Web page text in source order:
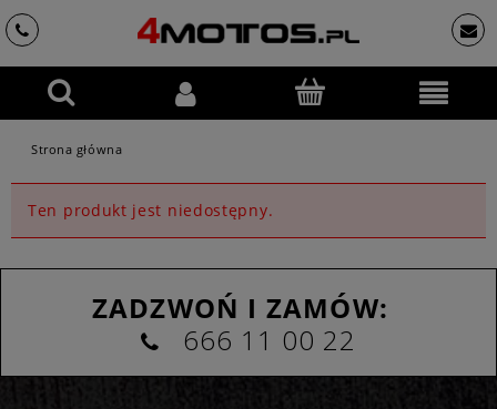
Strona główna
Ten produkt jest niedostępny.
ZADZWOŃ I ZAMÓW:
666 11 00 22